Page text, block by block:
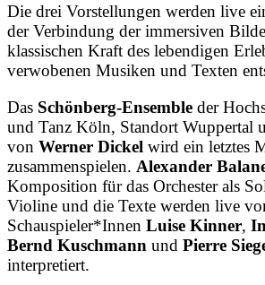
Die drei Vorstellungen werden live
der Verbindung der immersiven
klassischen Kraft des lebendigen
verwobenen Musiken und Texten
Das Schönberg-Ensemble der
und Tanz Köln, Standort Wuppertal
von Werner Dickel wird ein letztes
zusammenspielen. Alexander
Komposition für das Orchester als
Violine und die Texte werden live
Schauspieler*Innen Luise Kinner,
Bernd Kuschmann und Pierre
interpretiert.